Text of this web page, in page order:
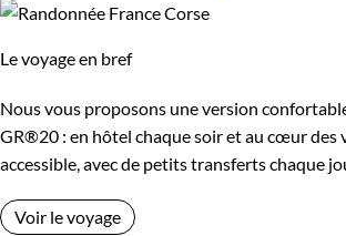
Le voyage en bref
Nous vous proposons une version
GR®20 : en hôtel chaque soir et au cœur des
accessible, avec de petits transferts chaque
Voir le voyage